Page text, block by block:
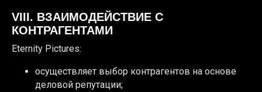
VIII. ВЗАИМОДЕЙСТВИЕ С
КОНТРАГЕНТАМИ
Eternity Pictures:
осуществляет выбор контрагентов на основе
деловой репутации;